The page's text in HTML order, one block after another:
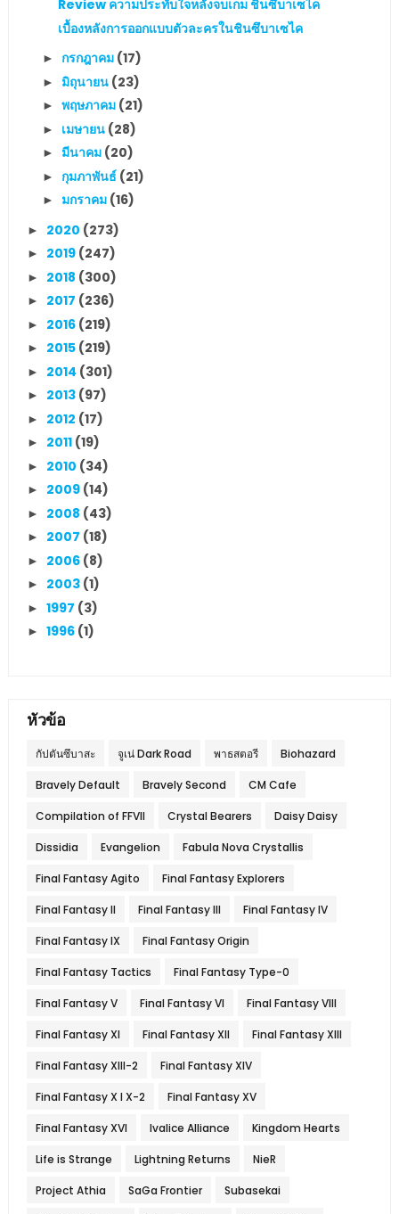
Review ความประทับใจหลังจบเกม ชินซึบาเซไค
เบื้องหลังการออกแบบตัวละครในชินซึบาเซไค
► กรกฎาคม (17)
► มิถุนายน (23)
► พฤษภาคม (21)
► เมษายน (28)
► มีนาคม (20)
► กุมภาพันธ์ (21)
► มกราคม (16)
► 2020 (273)
► 2019 (247)
► 2018 (300)
► 2017 (236)
► 2016 (219)
► 2015 (219)
► 2014 (301)
► 2013 (97)
► 2012 (17)
► 2011 (19)
► 2010 (34)
► 2009 (14)
► 2008 (43)
► 2007 (18)
► 2006 (8)
► 2003 (1)
► 1997 (3)
► 1996 (1)
หัวข้อ
กัปตันซึบาสะ จูเน่ Dark Road พาธสตอรี Biohazard
Bravely Default Bravely Second CM Cafe
Compilation of FFVII Crystal Bearers Daisy Daisy
Dissidia Evangelion Fabula Nova Crystallis
Final Fantasy Agito Final Fantasy Explorers
Final Fantasy II Final Fantasy III Final Fantasy IV
Final Fantasy IX Final Fantasy Origin
Final Fantasy Tactics Final Fantasy Type-0
Final Fantasy V Final Fantasy VI Final Fantasy VIII
Final Fantasy XI Final Fantasy XII Final Fantasy XIII
Final Fantasy XIII-2 Final Fantasy XIV
Final Fantasy X l X-2 Final Fantasy XV
Final Fantasy XVI Ivalice Alliance Kingdom Hearts
Life is Strange Lightning Returns NieR
Project Athia SaGa Frontier Subasekai